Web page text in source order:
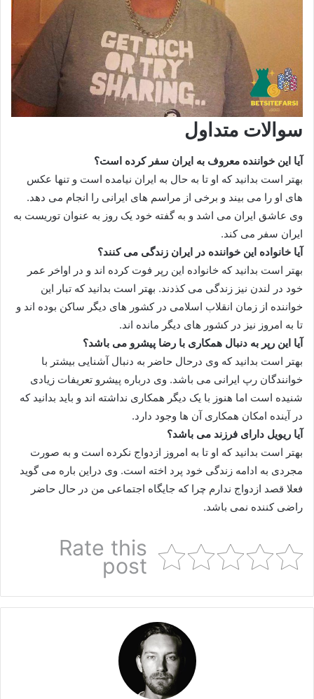
سوالات متداول
آیا این خواننده معروف به ایران سفر کرده است؟
بهتر است بدانید که او تا به حال به ایران نیامده است و تنها عکس
های او را می بیند و برخی از مراسم های ایرانی را انجام می دهد.
وی عاشق ایران می اشد و به گفته خود یک روز به عنوان توریست به
ایران سفر می کند.
آیا خانواده این خواننده در ایران زندگی می کنند؟
بهتر است بدانید که خانواده این رپر فوت کرده اند و در اواخر عمر
خود در لندن نیز زندگی می کذدند. بهتر است بدانید که تبار این
خواننده از زمان انقلاب اسلامی در کشور های دیگر ساکن بوده اند و
تا به امروز نیز در کشور های دیگر مانده اند.
آیا این رپر به دنبال همکاری با رضا پیشرو می باشد؟
بهتر است بدانید که وی درحال حاضر به دنبال آشنایی بیشتر با
خوانندگان رپ ایرانی می باشد. وی درباره پیشرو تعریفات زیادی
شنیده است اما هنوز با یک دیگر همکاری نداشته اند و باید بدانید که
در آینده امکان همکاری آن ها وجود دارد.
آیا ریویل دارای فرزند می باشد؟
بهتر است بدانید که او تا به امروز ازدواج نکرده است و به صورت
مجردی به ادامه زندگی خود پرد اخته است. وی دراین باره می گوید
فعلا قصد ازدواج ندارم چرا که جایگاه اجتماعی من در حال حاضر
راضی کننده نمی باشد.
Rate this
post